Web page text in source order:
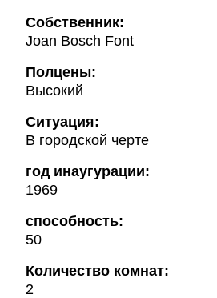
Собственник:
Joan Bosch Font
Полцены:
Высокий
Ситуация:
В городской черте
год инаугурации:
1969
способность:
50
Количество комнат:
2